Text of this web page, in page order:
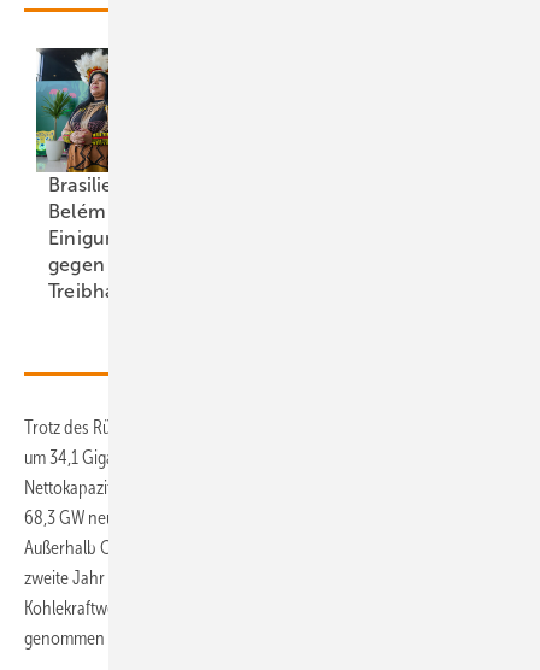
Brasiliens Cop 30 in
Belém ohne neue
Einigung auf Kampf
gegen
Treibhauseffekt
Trotz des Rückgangs in der Entwicklung wuchs die Kohleflotte 2019
um 34,1 Gigawatt (GW), der erste Anstieg der
Nettokapazitätserweiterungen seit 2015. Fast zwei Drittel (43,8 GW) der
68,3 GW neu in Betrieb genommener Kapazität entfielen auf China.
Außerhalb Chinas schrumpfte die globale Kohleflotte insgesamt das
zweite Jahr in Folge, da diese anderen Länder zusammen mehr
Kohlekraftwerkskapazität (27,2 GW) stilllegten als in Betrieb
genommen wurde (24,5 GW) .